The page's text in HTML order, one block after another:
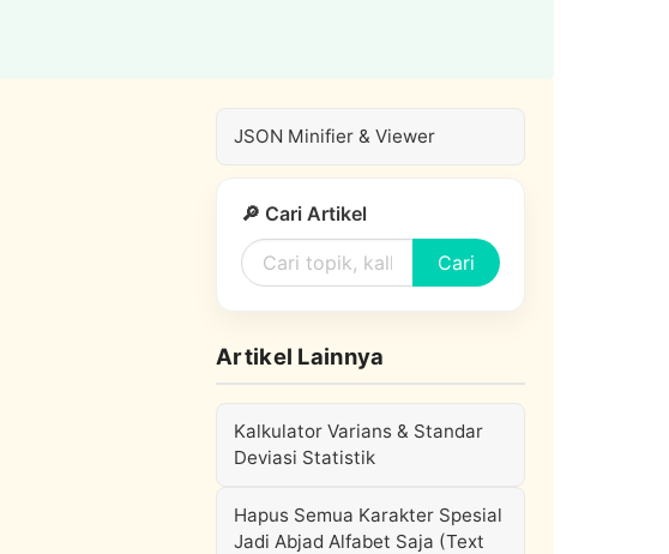
JSON Minifier & Viewer
🔎 Cari Artikel
Cari
Artikel Lainnya
Kalkulator Varians & Standar
Deviasi Statistik
Hapus Semua Karakter Spesial
Jadi Abjad Alfabet Saja (Text